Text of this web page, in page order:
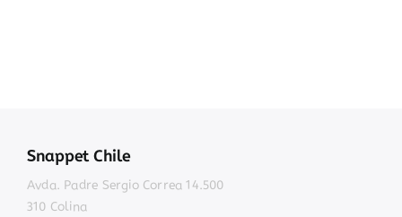
Snappet Chile
Avda. Padre Sergio Correa 14.500
310 Colina